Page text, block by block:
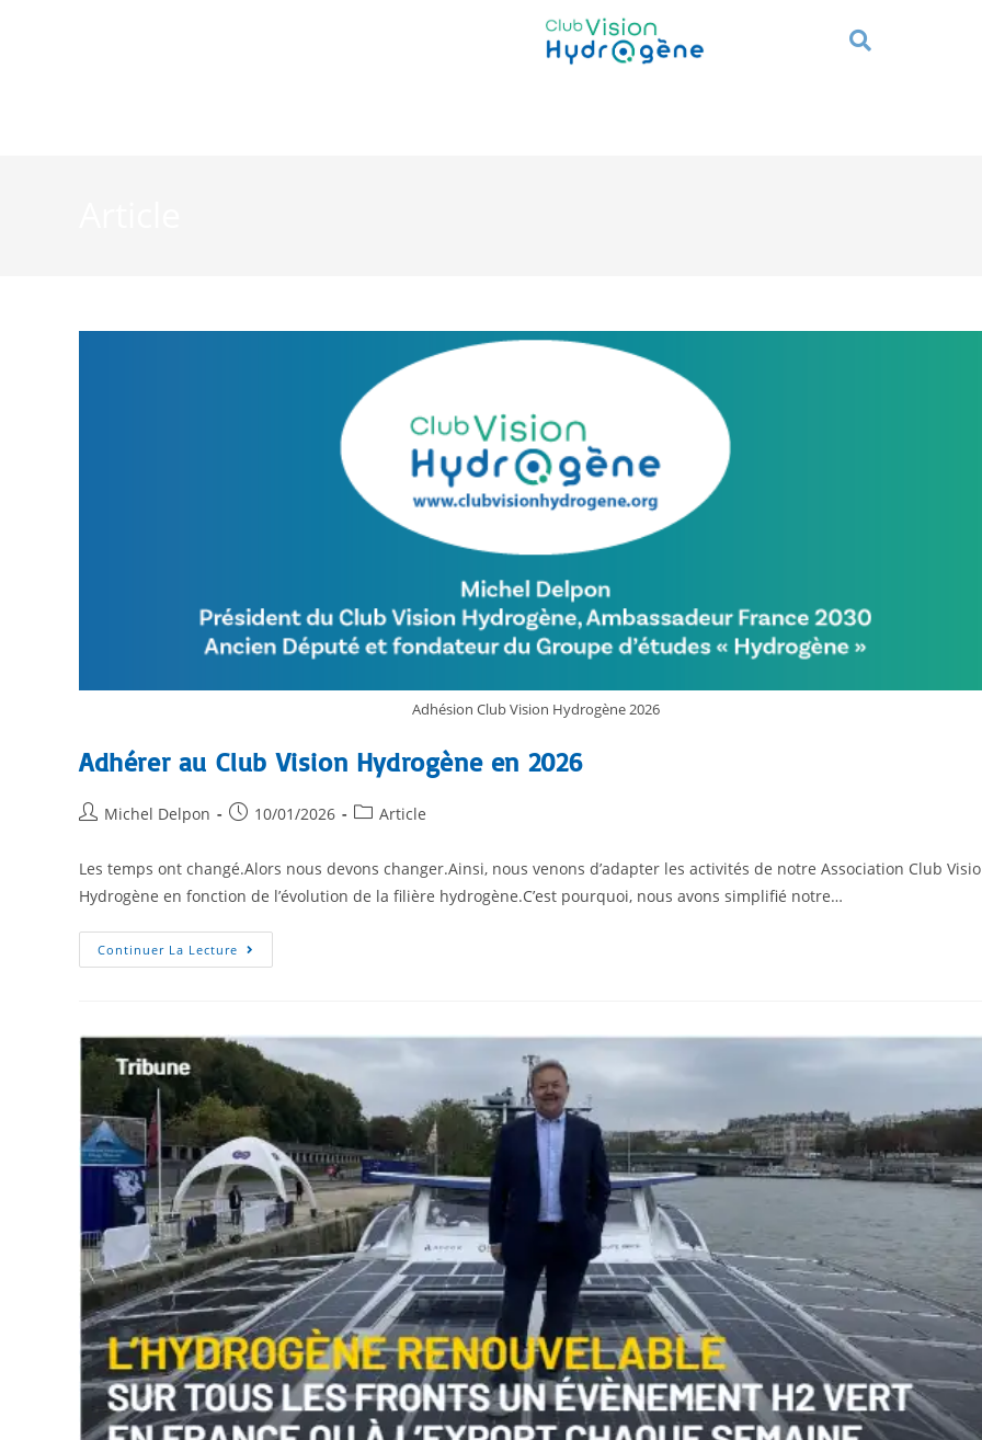
Adhésion Club Vision Hydrogène 2026
Adhérer au Club Vision Hydrogène en 2026
Michel Delpon 10/01/2026 Article
Les temps ont changé.Alors nous devons changer.Ainsi, nous venons d’adapter les activités de notre Association Club
Hydrogène en fonction de l’évolution de la filière hydrogène.C’est pourquoi, nous avons simplifié notre…
Continuer La Lecture